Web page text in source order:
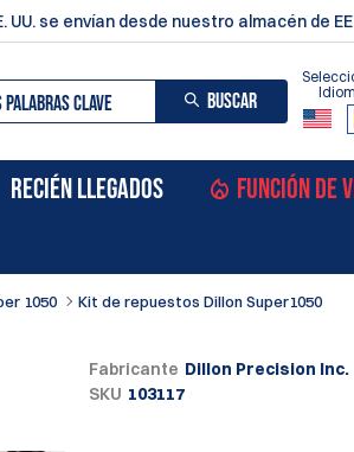
UU. se envían desde nuestro almacén de
BUSCAR
RECIÉN LLEGADOS FUNCIÓN DE
1050 Kit de repuestos Dillon Super1050
Fabricante Dillon Precision Inc.
SKU 103117